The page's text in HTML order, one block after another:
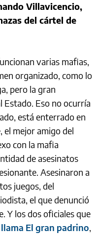
Villavicencio,
del cártel de
varias mafias,
organizado, como lo
pero la gran
Estado. Eso no ocurría
está enterrado en
el mejor amigo del
con la mafia
de asesinatos
Asesinaron a
juegos, del
el que denunció
Y los dos oficiales que
El gran padrino,